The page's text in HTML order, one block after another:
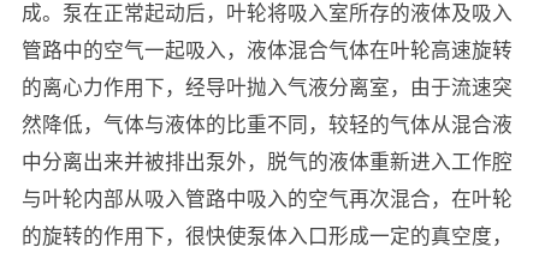
成。泵在正常起动后，叶轮将吸入室所存的液体及吸入
管路中的空气一起吸入，液体混合气体在叶轮高速旋转
的离心力作用下，经导叶抛入气液分离室，由于流速突
然降低，气体与液体的比重不同，较轻的气体从混合液
中分离出来并被排出泵外，脱气的液体重新进入工作腔
与叶轮内部从吸入管路中吸入的空气再次混合，在叶轮
的旋转的作用下，很快使泵体入口形成一定的真空度，